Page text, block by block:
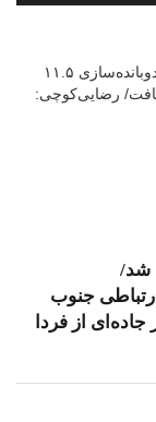
شد/
مسیر ارتباطی جنوب
از فردا